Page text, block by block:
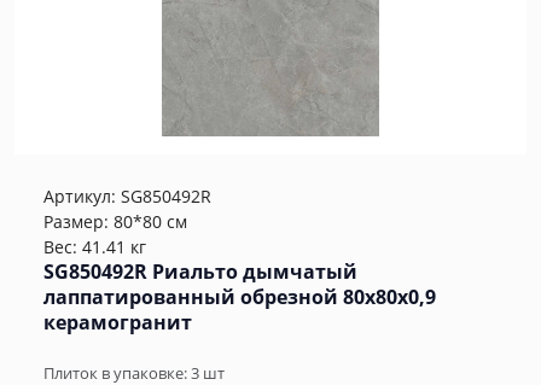
Артикул: SG850492R
Размер: 80*80 см
Вес: 41.41 кг
SG850492R Риальто дымчатый
лаппатированный обрезной 80x80x0,9
керамогранит
Плиток в упаковке:3 шт